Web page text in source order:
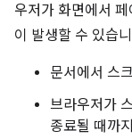
우저가 화면에서
이 발생할 수 있습
문서에서 스
브라우저가
종료될 때까